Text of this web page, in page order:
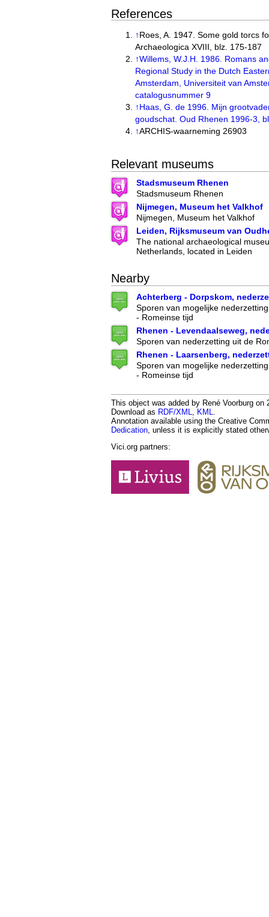
References
↑Roes, A. 1947. Some gold torcs
Archaeologica XVIII, blz. 175-187
↑Willems, W.J.H. 1986. Romans
Regional Study in the Dutch
Amsterdam, Universiteit van
catalogusnummer 9
↑Haas, G. de 1996. Mijn
goudschat. Oud Rhenen 1996-3,
↑ARCHIS-waarneming 26903
Relevant museums
Stadsmuseum Rhenen
Stadsmuseum Rhenen
Nijmegen, Museum het Valkhof
Nijmegen, Museum het Valkhof
Leiden, Rijksmuseum van
The national archaeological
Netherlands, located in Leiden
Nearby
Achterberg - Dorpskom,
Sporen van mogelijke
- Romeinse tijd
Rhenen - Levendaalseweg,
Sporen van nederzetting uit de
Rhenen - Laarsenberg,
Sporen van mogelijke
- Romeinse tijd
This object was added by René Voorburg
Download as RDF/XML, KML.
Annotation available using the Creative
Dedication, unless it is explicitly stated
Vici.org partners: